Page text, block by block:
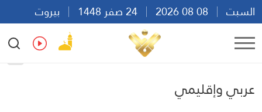
السبت
بيروت
10:46
Ar
عربي وإقليمي